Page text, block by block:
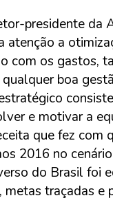
presidente da
atenção a
com os gastos,
qualquer boa
e motivar a
que fez com
2016 no
do Brasil foi
metas traçadas e